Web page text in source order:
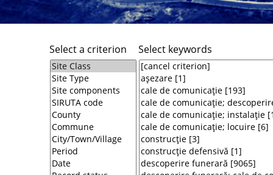
Select a criterion Select keywords